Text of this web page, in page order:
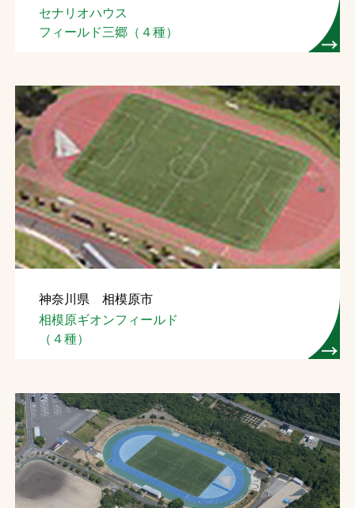
セナリオハウス
フィールド三郷（４種）
神奈川県 相模原市
相模原ギオンフィールド
（４種）